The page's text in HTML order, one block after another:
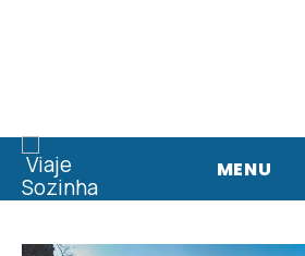
MENU